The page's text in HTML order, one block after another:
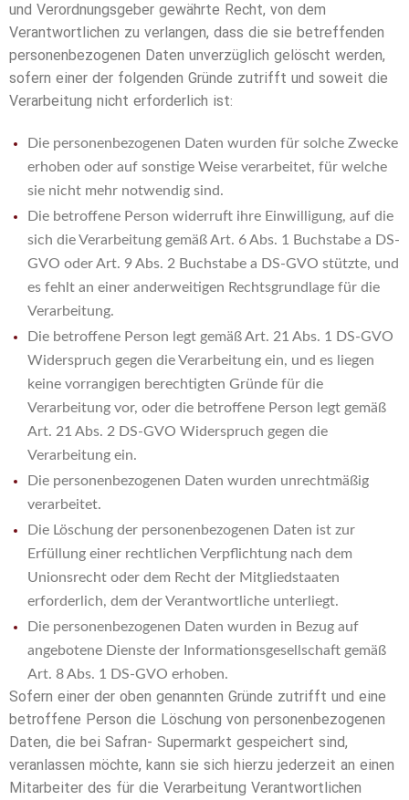
und Verordnungsgeber gewährte Recht, von dem
Verantwortlichen zu verlangen, dass die sie betreffenden
personenbezogenen Daten unverzüglich gelöscht werden,
sofern einer der folgenden Gründe zutrifft und soweit die
Verarbeitung nicht erforderlich ist:
Die personenbezogenen Daten wurden für solche Zwecke
erhoben oder auf sonstige Weise verarbeitet, für welche
sie nicht mehr notwendig sind.
Die betroffene Person widerruft ihre Einwilligung, auf die
sich die Verarbeitung gemäß Art. 6 Abs. 1 Buchstabe a DS-
GVO oder Art. 9 Abs. 2 Buchstabe a DS-GVO stützte, und
es fehlt an einer anderweitigen Rechtsgrundlage für die
Verarbeitung.
Die betroffene Person legt gemäß Art. 21 Abs. 1 DS-GVO
Widerspruch gegen die Verarbeitung ein, und es liegen
keine vorrangigen berechtigten Gründe für die
Verarbeitung vor, oder die betroffene Person legt gemäß
Art. 21 Abs. 2 DS-GVO Widerspruch gegen die
Verarbeitung ein.
Die personenbezogenen Daten wurden unrechtmäßig
verarbeitet.
Die Löschung der personenbezogenen Daten ist zur
Erfüllung einer rechtlichen Verpflichtung nach dem
Unionsrecht oder dem Recht der Mitgliedstaaten
erforderlich, dem der Verantwortliche unterliegt.
Die personenbezogenen Daten wurden in Bezug auf
angebotene Dienste der Informationsgesellschaft gemäß
Art. 8 Abs. 1 DS-GVO erhoben.
Sofern einer der oben genannten Gründe zutrifft und eine
betroffene Person die Löschung von personenbezogenen
Daten, die bei Safran- Supermarkt gespeichert sind,
veranlassen möchte, kann sie sich hierzu jederzeit an einen
Mitarbeiter des für die Verarbeitung Verantwortlichen